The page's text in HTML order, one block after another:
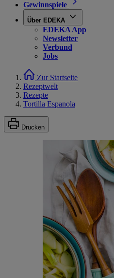
Gewinnspiele
Über EDEKA
EDEKA App
Newsletter
Verbund
Jobs
Zur Startseite
Rezeptwelt
Rezepte
Tortilla Espanola
Drucken